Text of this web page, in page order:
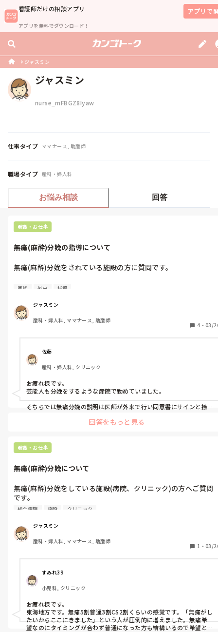
看護師だけの相談アプリ
アプリを無料でダウンロード！
アプリで
ジャスミン
ジャスミン
nurse_mFBGZ8Iyaw
仕事タイプ ママナース, 助産師
職場タイプ 産科・婦人科
お悩み相談 回答
看護・お仕事
無痛(麻酔)分娩の指導について
無痛(麻酔)分娩をされている施設の方に質問です。
希望されている妊婦さんや家族への説明はどのようにされていま
・無痛分娩用の両親教室で医師や助産師が話す
・パンフレットを用いて外来で医師や助産師が話す
・動画を見てもらう
等あると思うのですが、皆さんの施設はどのように指導されてい
ますか？
先日、SNSで動画を見てきてもらう、だときちんと見てない妊婦
さんもいて、分娩時に揉めた？といつ投稿を見かけました。
今後の運用などに関わるので、どのようにされている施設が多い
のか気になりました。
家族 外来 指導
ジャスミン
産科・婦人科, ママナース, 助産師
4 ・ 03/
佐藤
産科・婦人科, クリニック
お疲れ様です。
芸能人も分娩をするような産院で勤めていました。
そちらでは無痛分娩の説明は医師が外来で行い同意書にサインと捺
ちらも自由に参加可能でした。
無痛に関しては訴訟もいくつか抱えていたこともあり医師たちも説
分娩より自然分娩推進派の方が多かったので自ら進んで説明やおす
回答をもっと見る
看護・お仕事
無痛(麻酔)分娩について
無痛(麻酔)分娩をしている施設(病院、クリニック)の方へご質問
です。
総合病院での無痛分娩を開始するのですが、されている施設での
割合が知りたいです。
できれば地域(関東、関西)と無痛を始めて何年かも教えてくださ
総合病院 施設 クリニック
ジャスミン
産科・婦人科, ママナース, 助産師
1 ・ 03/
すみれ39
小児科, クリニック
お疲れ様です。
東海地方です。無痛5割普通3割CS2割くらいの感覚です。「無痛がし
たいからここにきました」という人が圧倒的に増えました。無痛希
望なのにタイミングが合わず普通になった方も結構いるので希望と